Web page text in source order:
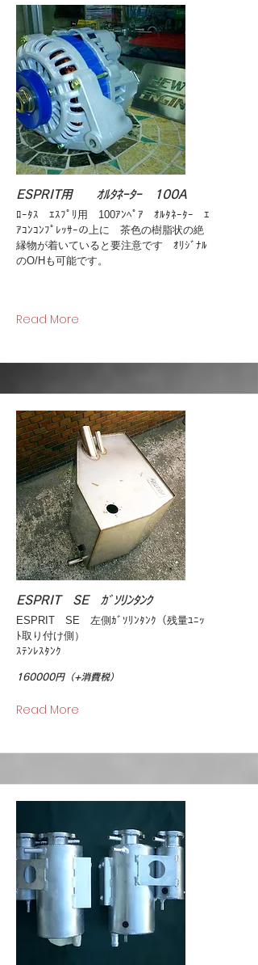
ESPRIT用 ｵﾙﾀﾈｰﾀｰ 100A
ﾛｰﾀｽ ｴｽﾌﾟﾘ用 100ｱﾝﾍﾟｱ ｵﾙﾀﾈｰﾀｰ ｴ
ｱｺﾝｺﾝﾌﾟﾚｯｻｰの上に 茶色の樹脂状の絶
縁物が着いていると要注意です ｵﾘｼﾞﾅﾙ
のO/Hも可能です。
Read More
ESPRIT SE ｶﾞｿﾘﾝﾀﾝｸ
ESPRIT SE 左側ｶﾞｿﾘﾝﾀﾝｸ（残量ﾕﾆｯ
ﾄ取り付け側）
ｽﾃﾝﾚｽﾀﾝｸ
160000円（+消費税）
Read More